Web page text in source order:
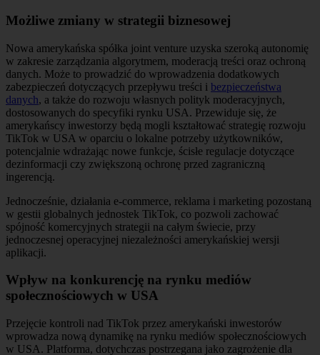
Możliwe zmiany w strategii biznesowej
Nowa amerykańska spółka joint venture uzyska szeroką autonomię
w zakresie zarządzania algorytmem, moderacją treści oraz ochroną
danych. Może to prowadzić do wprowadzenia dodatkowych
zabezpieczeń dotyczących przepływu treści i bezpieczeństwa
danych, a także do rozwoju własnych polityk moderacyjnych,
dostosowanych do specyfiki rynku USA. Przewiduje się, że
amerykańscy inwestorzy będą mogli kształtować strategię rozwoju
TikTok w USA w oparciu o lokalne potrzeby użytkowników,
potencjalnie wdrażając nowe funkcje, ścisłe regulacje dotyczące
dezinformacji czy zwiększoną ochronę przed zagraniczną
ingerencją.
Jednocześnie, działania e-commerce, reklama i marketing pozostaną
w gestii globalnych jednostek TikTok, co pozwoli zachować
spójność komercyjnych strategii na całym świecie, przy
jednoczesnej operacyjnej niezależności amerykańskiej wersji
aplikacji.
Wpływ na konkurencję na rynku mediów
społecznościowych w USA
Przejęcie kontroli nad TikTok przez amerykański inwestorów
wprowadza nową dynamikę na rynku mediów społecznościowych
w USA. Platforma, dotychczas postrzegana jako zagrożenie dla